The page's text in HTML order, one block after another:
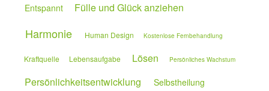
Entspannt Fülle und Glück anziehen
Harmonie Human Design Kostenlose Fernbehandlung
Kraftquelle Lebensaufgabe Lösen Persönliches Wachstum
Persönlichkeitsentwicklung Selbstheilung